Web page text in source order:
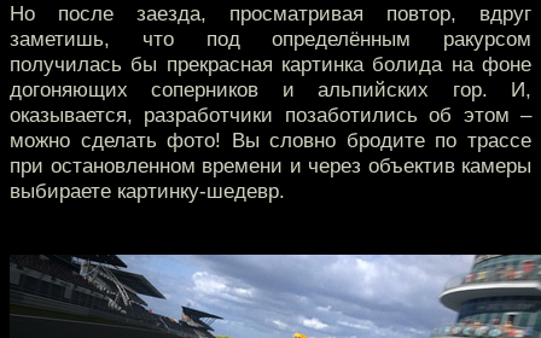
Но после заезда, просматривая повтор, вдруг
заметишь, что под определённым ракурсом
получилась бы прекрасная картинка болида на фоне
догоняющих соперников и альпийских гор. И,
оказывается, разработчики позаботились об этом –
можно сделать фото! Вы словно бродите по трассе
при остановленном времени и через объектив камеры
выбираете картинку-шедевр.